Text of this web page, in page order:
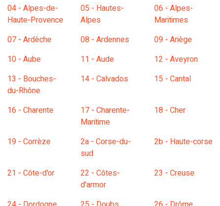
04 - Alpes-de-
Haute-Provence
05 - Hautes-
Alpes
06 - Alpes-
Maritimes
07 - Ardèche
08 - Ardennes
09 - Ariège
10 - Aube
11 - Aude
12 - Aveyron
13 - Bouches-
du-Rhône
14 - Calvados 15 - Cantal
16 - Charente
17 - Charente-
Maritime
18 - Cher
19 - Corrèze
2a - Corse-du-
sud
2b - Haute-corse
21 - Côte-d'or
22 - Côtes-
d'armor
23 - Creuse